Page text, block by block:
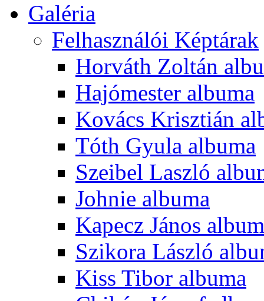
Galéria
Felhasználói Képtárak
Horváth Zoltán
Hajómester albuma
Kovács Krisztián
Tóth Gyula albuma
Szeibel Laszló
Johnie albuma
Kapecz János
Szikora László
Kiss Tibor albuma